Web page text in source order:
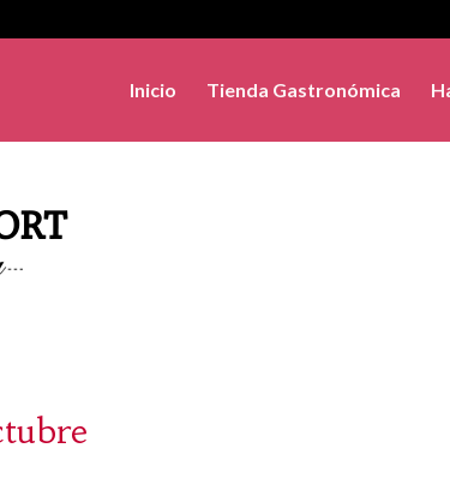
Inicio Tienda Gastronómica